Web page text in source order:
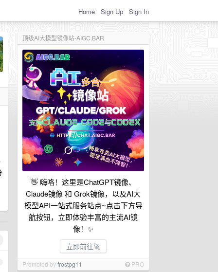
Home Sign Up Sign In
顶级AI大模型镜像站-AIGC.BAR
👋 嗨咯！这里是ChatGPT镜像、
Claude镜像 和 Grok镜像，以及AI大
模型API一站式服务站点~点击下方导
航按钮，立即体验丰富的主流AI镜
像！✨
立即前往🚀
Promoted byfrostpg11 PRO